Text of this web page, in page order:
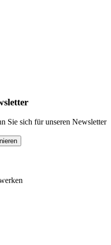
Sie sich für unseren Newsletter